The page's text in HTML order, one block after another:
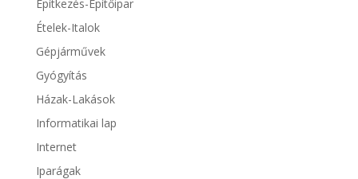
Építkezés-Építőipar
Ételek-Italok
Gépjárművek
Gyógyítás
Házak-Lakások
Informatikai lap
Internet
Iparágak